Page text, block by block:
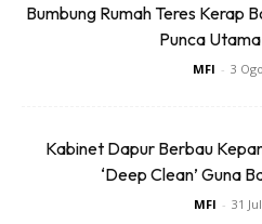
Bumbung Rumah Teres Kerap
Punca
MFI - 3
Kabinet Dapur Berbau
‘Deep Clean’ Guna
MFI - 31